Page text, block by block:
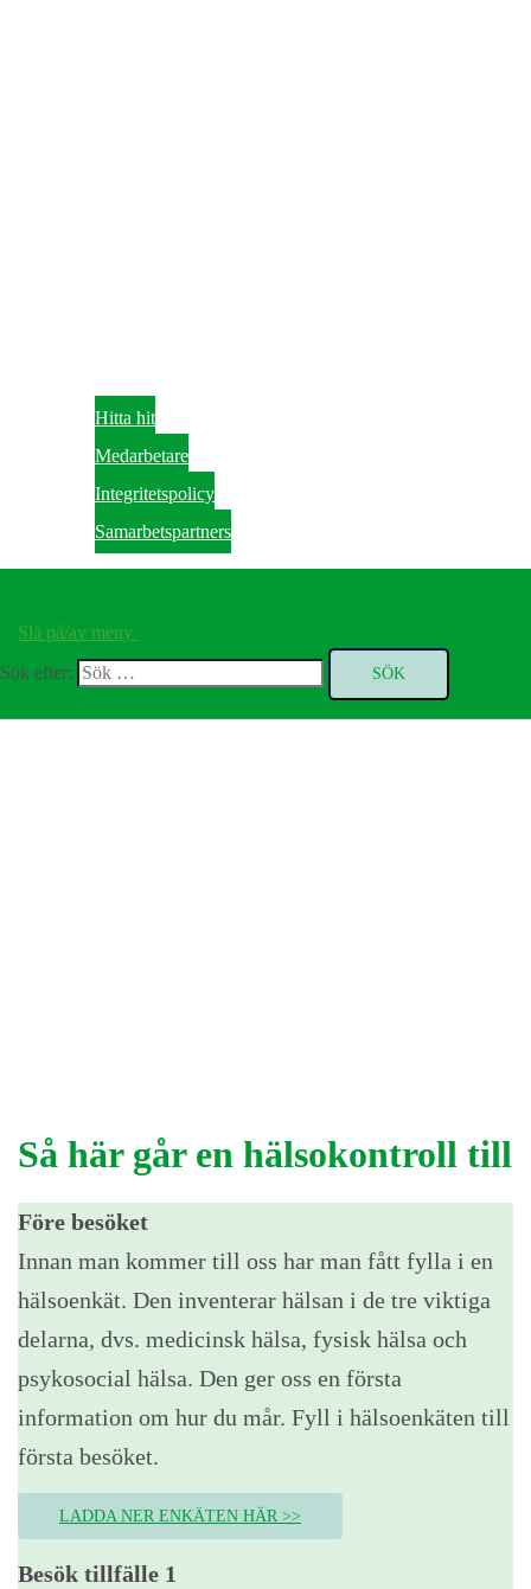
Hitta hit
Medarbetare
Integritetspolicy
Samarbetspartners
Slå på/av meny
Sök efter:
Så här går en hälsokontroll till
Före besöket
Innan man kommer till oss har man fått fylla i en
hälsoenkät. Den inventerar hälsan i de tre viktiga
delarna, dvs. medicinsk hälsa, fysisk hälsa och
psykosocial hälsa. Den ger oss en första
information om hur du mår. Fyll i hälsoenkäten till
första besöket.
LADDA NER ENKÄTEN HÄR >>
Besök tillfälle 1